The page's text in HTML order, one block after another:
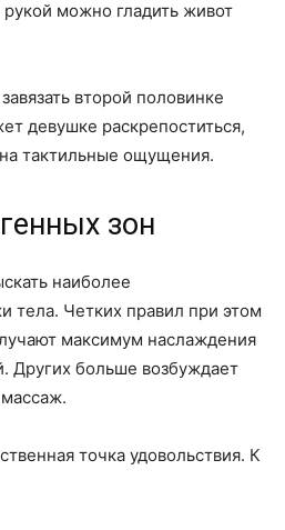
можно гладить живот
второй половинке
девушке раскрепоститься,
тактильные ощущения.
зон
наиболее
тела. Четких правил при этом
максимум наслаждения
Других больше возбуждает
точка удовольствия. К